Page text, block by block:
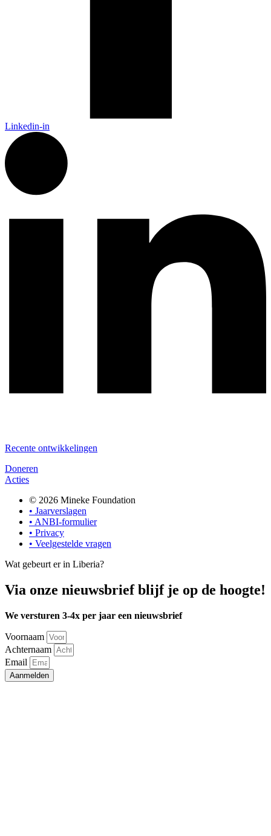
Linkedin-in
Recente ontwikkelingen
Doneren
Acties
© 2026 Mineke Foundation
• Jaarverslagen
• ANBI-formulier
• Privacy
• Veelgestelde vragen
Wat gebeurt er in Liberia?
Via onze nieuwsbrief blijf je op de hoogte!
We versturen 3-4x per jaar een nieuwsbrief
Voornaam
Achternaam
Email
Aanmelden